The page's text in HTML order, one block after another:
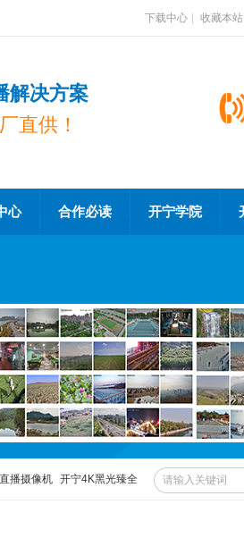
下载中心 收藏本站
解决方案
直供！
心 合作必读 开宁学院
播摄像机 开宁4K黑光臻全